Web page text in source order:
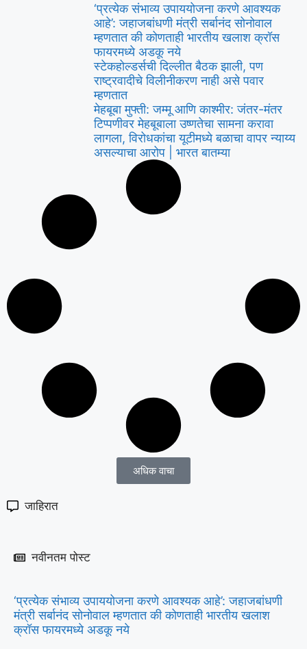
‘प्रत्येक संभाव्य उपाययोजना करणे आवश्यक
आहे’: जहाजबांधणी मंत्री सर्बानंद सोनोवाल
म्हणतात की कोणताही भारतीय खलाश क्रॉस
फायरमध्ये अडकू नये
स्टेकहोल्डर्सची दिल्लीत बैठक झाली, पण
राष्ट्रवादीचे विलीनीकरण नाही असे पवार
म्हणतात
मेहबूबा मुफ्ती: जम्मू आणि काश्मीर: जंतर-मंतर
टिप्पणीवर मेहबूबाला उष्णतेचा सामना करावा
लागला, विरोधकांचा यूटीमध्ये बळाचा वापर न्याय्य
असल्याचा आरोप | भारत बातम्या
अधिक वाचा
जाहिरात
नवीनतम पोस्ट
‘प्रत्येक संभाव्य उपाययोजना करणे आवश्यक आहे’: जहाजबांधणी
मंत्री सर्बानंद सोनोवाल म्हणतात की कोणताही भारतीय खलाश
क्रॉस फायरमध्ये अडकू नये